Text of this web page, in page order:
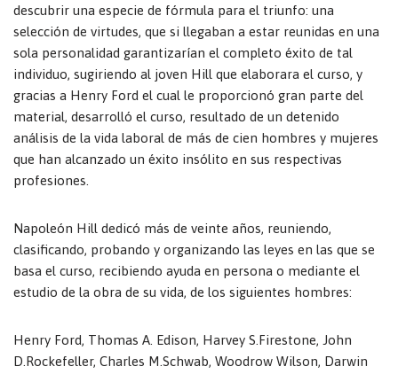
descubrir una especie de fórmula para el triunfo: una
selección de virtudes, que si llegaban a estar reunidas en una
sola personalidad garantizarían el completo éxito de tal
individuo, sugiriendo al joven Hill que elaborara el curso, y
gracias a Henry Ford el cual le proporcionó gran parte del
material, desarrolló el curso, resultado de un detenido
análisis de la vida laboral de más de cien hombres y mujeres
que han alcanzado un éxito insólito en sus respectivas
profesiones.
Napoleón Hill dedicó más de veinte años, reuniendo,
clasificando, probando y organizando las leyes en las que se
basa el curso, recibiendo ayuda en persona o mediante el
estudio de la obra de su vida, de los siguientes hombres:
Henry Ford, Thomas A. Edison, Harvey S.Firestone, John
D.Rockefeller, Charles M.Schwab, Woodrow Wilson, Darwin